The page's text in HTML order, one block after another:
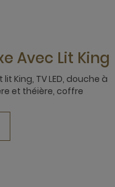
Avec Lit King
King, TV LED, douche à
et théière, coffre